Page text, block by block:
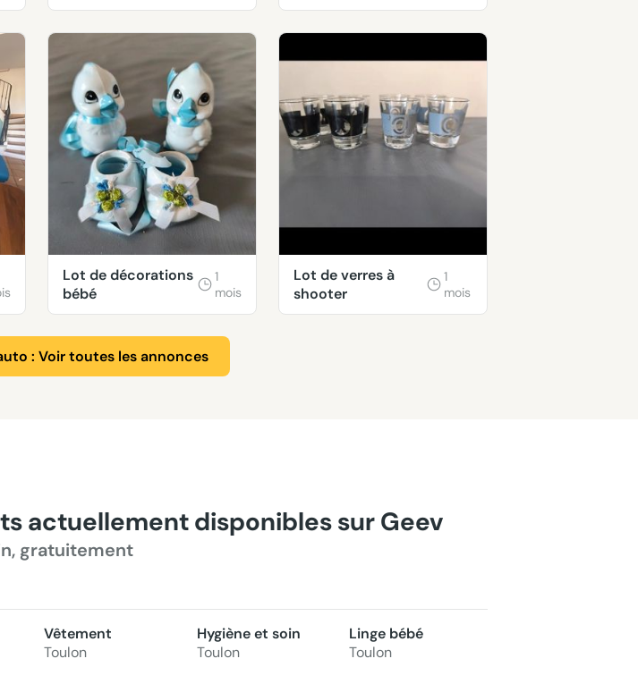
Lot de décorations
bébé
1
mois
Lot de verres à
shooter
1
mois
: Voir toutes les annonces
actuellement disponibles sur Geev
gratuitement
Vêtement
Toulon
Hygiène et soin
Toulon
Linge bébé
Toulon